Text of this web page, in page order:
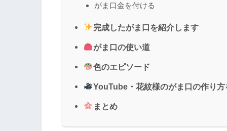
がま口金を付ける
完成したがま口を紹介します
がま口の使い道
色のエピソード
YouTube・花紋様のがま口の作り方
まとめ